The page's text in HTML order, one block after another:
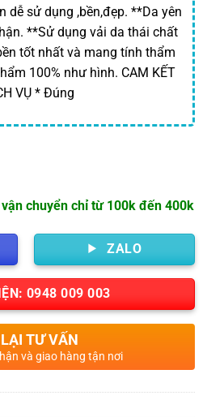
dễ sử dụng ,bền,đẹp. **Da yên
**Sử dụng vải da thái chất
tốt nhất và mang tính thẩm
100% như hình. CAM KẾT
VỤ * Đúng
chuyển chỉ từ 100k đến 400k
ZALO
0948 009 003
TƯ VẤN
và giao hàng tận nơi